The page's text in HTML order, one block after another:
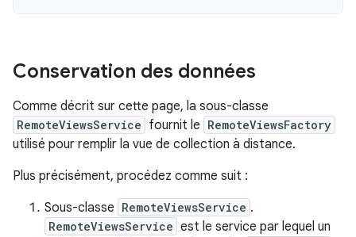
Conservation des données
Comme décrit sur cette page, la sous-classe
RemoteViewsService fournit le RemoteViewsFactory
utilisé pour remplir la vue de collection à distance.
Plus précisément, procédez comme suit :
Sous-classe RemoteViewsService .
RemoteViewsService est le service par lequel un